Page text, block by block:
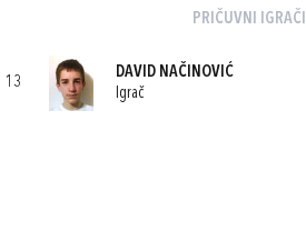
PRIČUVNI IGRAČI
13
DAVID NAČINOVIĆ
Igrač